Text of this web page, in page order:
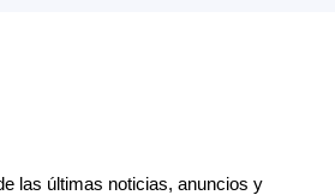
las últimas noticias, anuncios y